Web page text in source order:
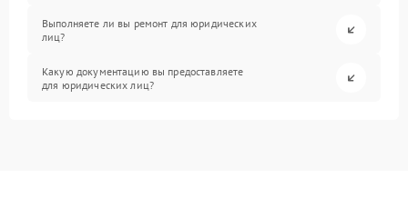
Выполняете ли вы ремонт для юридических
лиц?
Какую документацию вы предоставляете
для юридических лиц?